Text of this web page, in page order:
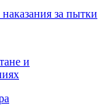
за пытки
и